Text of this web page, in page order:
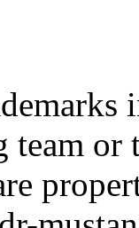
team or